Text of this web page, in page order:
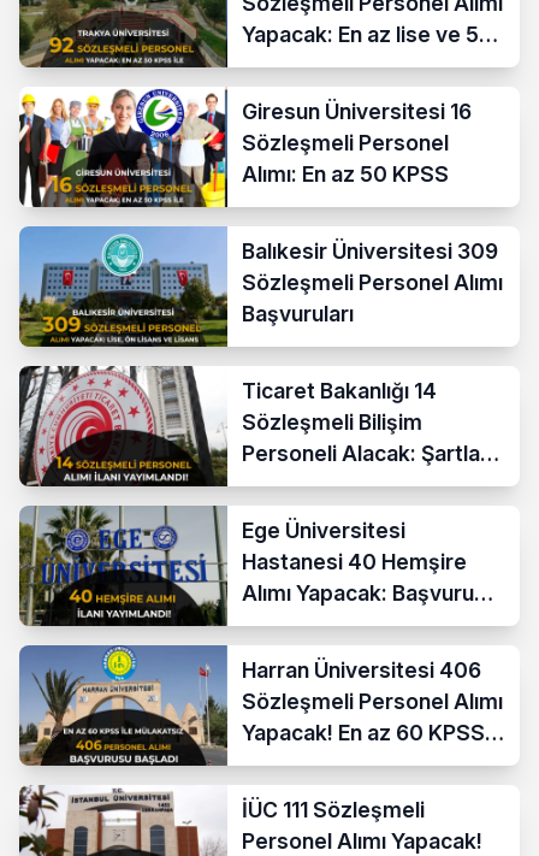
Yapacak: En az lise ve 50
KPSS İle
Giresun Üniversitesi 16
Sözleşmeli Personel
Alımı: En az 50 KPSS
Balıkesir Üniversitesi 309
Sözleşmeli Personel Alımı
Başvuruları
Ticaret Bakanlığı 14
Sözleşmeli Bilişim
Personeli Alacak: Şartlar
ve Ücretler
Ege Üniversitesi
Hastanesi 40 Hemşire
Alımı Yapacak: Başvuru
Şartları ve KPSS Puanı
Harran Üniversitesi 406
Sözleşmeli Personel Alımı
Yapacak! En az 60 KPSS
ve Lise
İÜC 111 Sözleşmeli
Personel Alımı Yapacak!